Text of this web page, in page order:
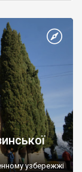
узбережжі